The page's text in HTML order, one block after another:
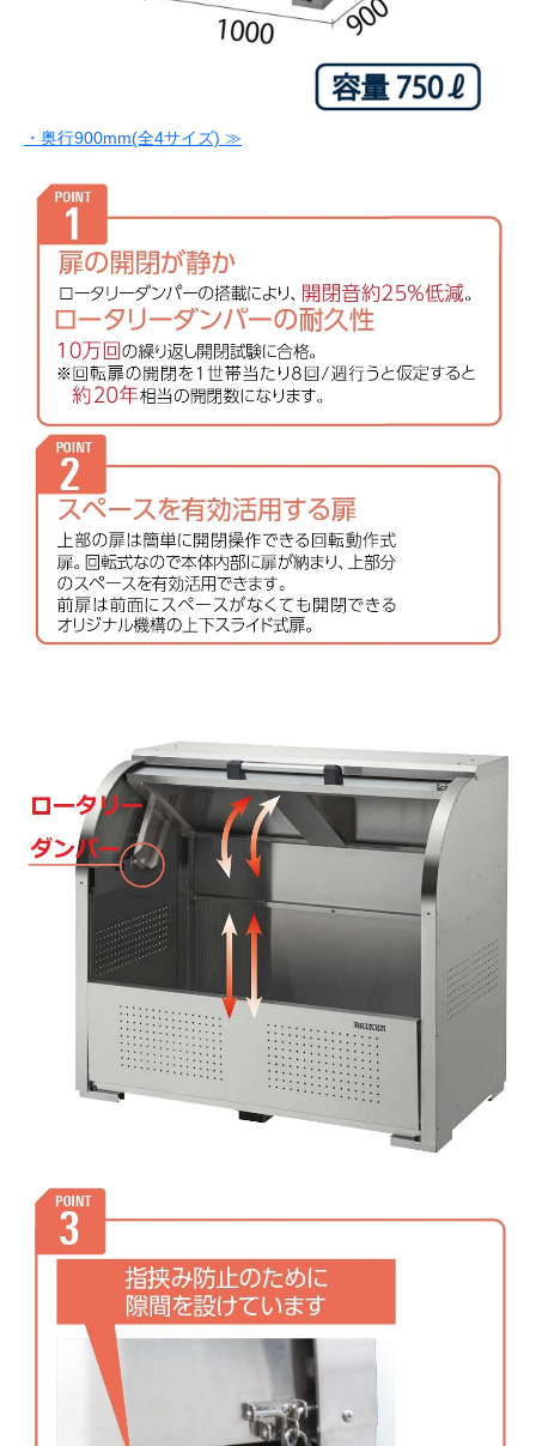
・奥行900mm(全4サイズ) ≫